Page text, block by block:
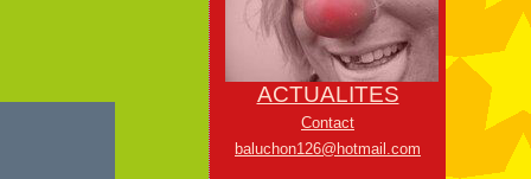
ACTUALITES
Contact
baluchon126@hotmail.com